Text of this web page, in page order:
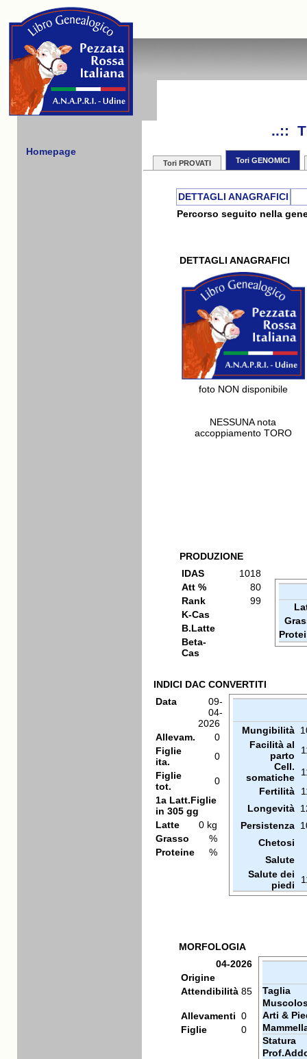
Homepage
..::
Tori PROVATI Tori GENOMICI
DETTAGLI ANAGRAFICI
Percorso seguito nella
DETTAGLI ANAGRAFICI
foto NON disponibile
NESSUNA nota
accoppiamento TORO
PRODUZIONE
IDAS
1018
Att %
80
Rank
99
K-Cas
B.Latte
Beta-
Cas
INDICI DAC CONVERTITI
Data
09-
04-
2026
Allevam.
0
Figlie
ita.
0
Figlie
tot.
0
1a Latt.Figlie
in 305 gg
Latte
0 kg
Grasso
%
Proteine
%
Mungibilità
Facilità al
parto
Cell.
somatiche
Fertilità
Longevità
Persistenza
Chetosi
Salute
Salute dei
piedi
MORFOLOGIA
04-2026
Origine
Attendibilità 85
Allevamenti 0
Figlie
0
Taglia
Arti &
Statura